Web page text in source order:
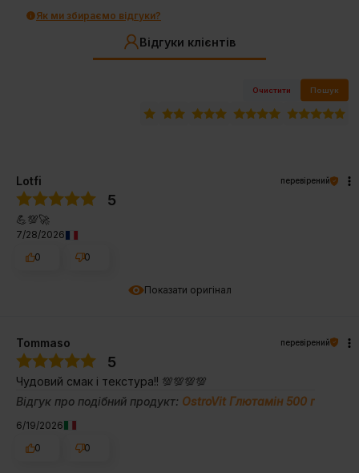
Як ми збираємо відгуки?
Відгуки клієнтів
Очистити Пошук
Показати оригінал
Lotfi перевірений
5
💪💯🚀
7/28/2026
0
0
Tommaso перевірений
5
Чудовий смак і текстура!! 💯💯💯💯
Відгук про подібний продукт: OstroVit Глютамін 500 г
6/19/2026
0
0